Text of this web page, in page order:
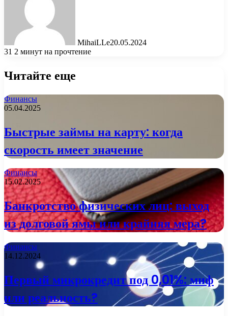
MihaiLLe20.05.2024
31 2 минут на прочтение
Читайте еще
Финансы
05.04.2025
Быстрые займы на карту: когда
скорость имеет значение
Финансы
15.02.2025
Банкротство физических лиц: выход
из долговой ямы или крайняя мера?
Финансы
14.12.2024
Первый микрокредит под 0,01%: миф
или реальность?